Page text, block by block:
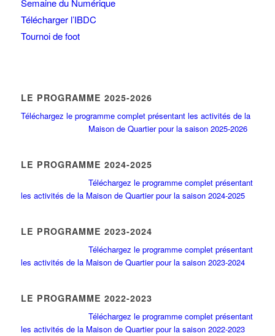
Semaine du Numérique
Télécharger l’IBDC
Tournoi de foot
LE PROGRAMME 2025-2026
Téléchargez le programme complet présentant les activités de la
Maison de Quartier pour la saison 2025-2026
LE PROGRAMME 2024-2025
Téléchargez le programme complet présentant
les activités de la Maison de Quartier pour la saison 2024-2025
LE PROGRAMME 2023-2024
Téléchargez le programme complet présentant
les activités de la Maison de Quartier pour la saison 2023-2024
LE PROGRAMME 2022-2023
Téléchargez le programme complet présentant
les activités de la Maison de Quartier pour la saison 2022-2023